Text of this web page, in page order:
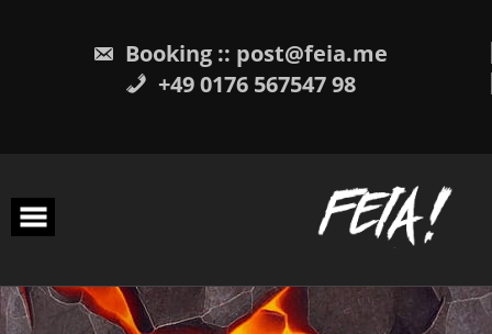
Booking :: post@feia.me
+49 0176 567547 98